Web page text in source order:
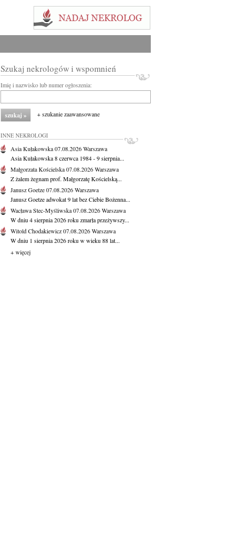
Szukaj nekrologów i wspomnień
Imię i nazwisko lub numer ogłoszenia:
+ szukanie zaawansowane
INNE NEKROLOGI
Asia Kułakowska07.08.2026Warszawa
Asia Kułakowska 8 czerwca 1984 - 9 sierpnia...
Małgorzata Kościelska07.08.2026Warszawa
Z żalem żegnam prof. Małgorzatę Kościelską...
Janusz Goetze07.08.2026Warszawa
Janusz Goetze adwokat 9 lat bez Ciebie Bożenna...
Wacława Stec-Myśliwska07.08.2026Warszawa
W dniu 4 sierpnia 2026 roku zmarła przeżywszy...
Witold Chodakiewicz07.08.2026Warszawa
W dniu 1 sierpnia 2026 roku w wieku 88 lat...
+ więcej